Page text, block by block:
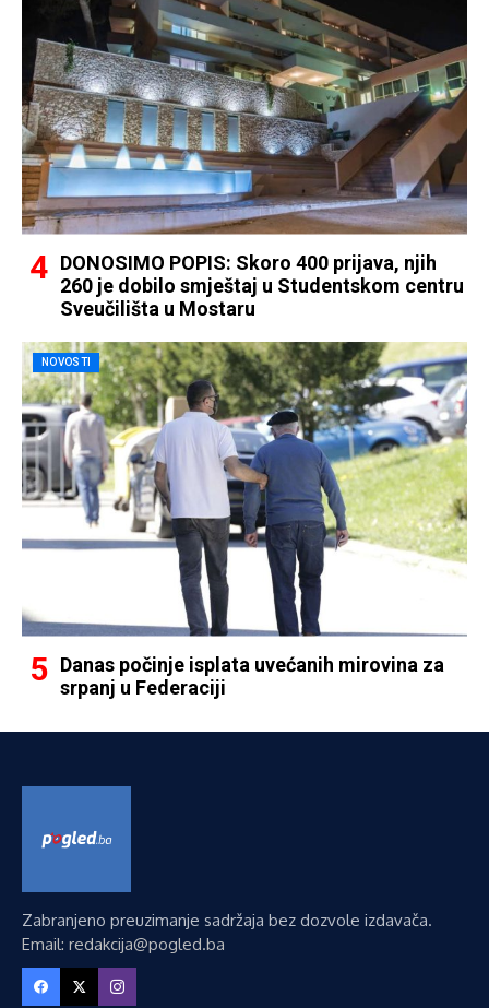
DONOSIMO POPIS: Skoro 400 prijava, njih
260 je dobilo smještaj u Studentskom centru
Sveučilišta u Mostaru
NOVOSTI
Danas počinje isplata uvećanih mirovina za
srpanj u Federaciji
Zabranjeno preuzimanje sadržaja bez dozvole izdavača.
Email: redakcija@pogled.ba